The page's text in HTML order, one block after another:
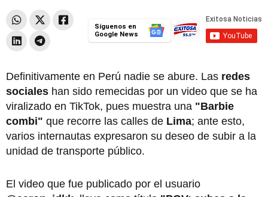
Síguenos en
Google News
Definitivamente en Perú nadie se abure. Las redes
sociales han sido remecidas por un video que se ha
viralizado en TikTok, pues muestra una "Barbie
combi" que recorre las calles de Lima; ante esto,
varios internautas expresaron su deseo de subir a la
unidad de transporte público.
El video que fue publicado por el usuario